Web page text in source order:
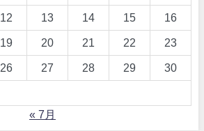
12 13 14 15 16
19 20 21 22 23
26 27 28 29 30
« 7月